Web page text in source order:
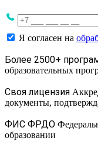
Я согласен на
Более 2500+
образовательных
Своя лицензия
документы,
ФИС ФРДО
образовании